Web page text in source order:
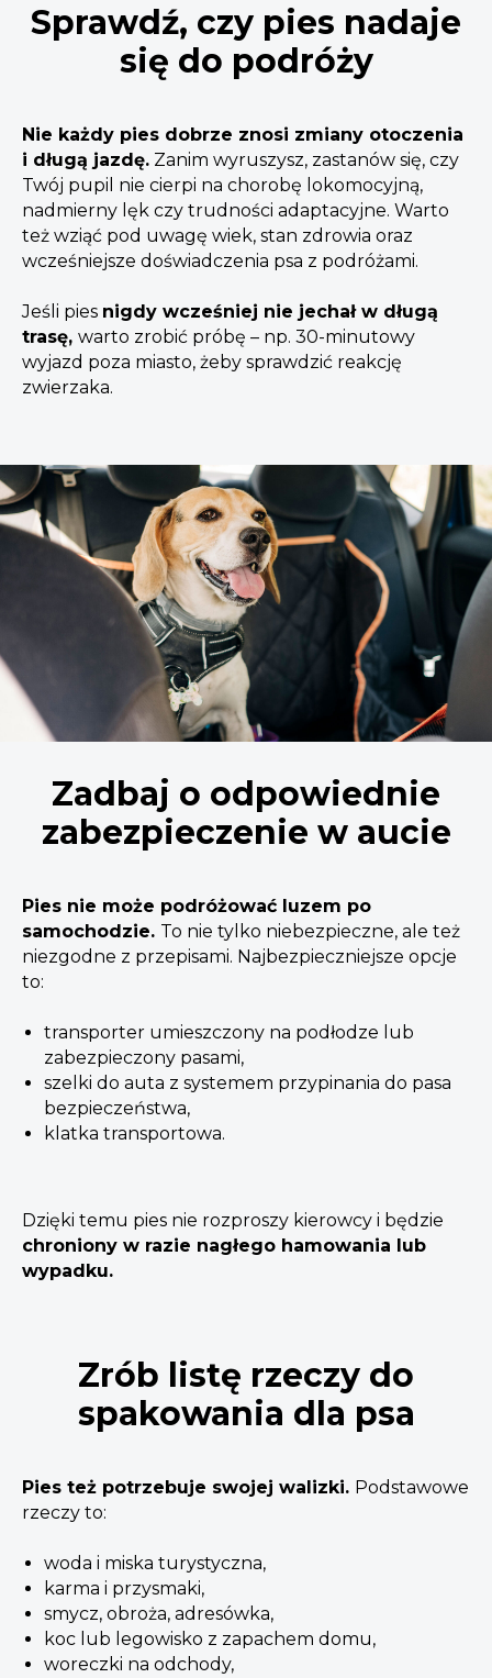
Sprawdź, czy pies nadaje
się do podróży
Nie każdy pies dobrze znosi zmiany otoczenia
i długą jazdę. Zanim wyruszysz, zastanów się, czy
Twój pupil nie cierpi na chorobę lokomocyjną,
nadmierny lęk czy trudności adaptacyjne. Warto
też wziąć pod uwagę wiek, stan zdrowia oraz
wcześniejsze doświadczenia psa z podróżami.
Jeśli pies nigdy wcześniej nie jechał w długą
trasę, warto zrobić próbę – np. 30-minutowy
wyjazd poza miasto, żeby sprawdzić reakcję
zwierzaka.
Zadbaj o odpowiednie
zabezpieczenie w aucie
Pies nie może podróżować luzem po
samochodzie. To nie tylko niebezpieczne, ale też
niezgodne z przepisami. Najbezpieczniejsze opcje
to:
transporter umieszczony na podłodze lub
zabezpieczony pasami,
szelki do auta z systemem przypinania do pasa
bezpieczeństwa,
klatka transportowa.
Dzięki temu pies nie rozproszy kierowcy i będzie
chroniony w razie nagłego hamowania lub
wypadku.
Zrób listę rzeczy do
spakowania dla psa
Pies też potrzebuje swojej walizki. Podstawowe
rzeczy to:
woda i miska turystyczna,
karma i przysmaki,
smycz, obroża, adresówka,
koc lub legowisko z zapachem domu,
woreczki na odchody,